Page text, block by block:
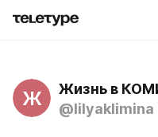
Ж
Жизнь в
@lilyaklimina